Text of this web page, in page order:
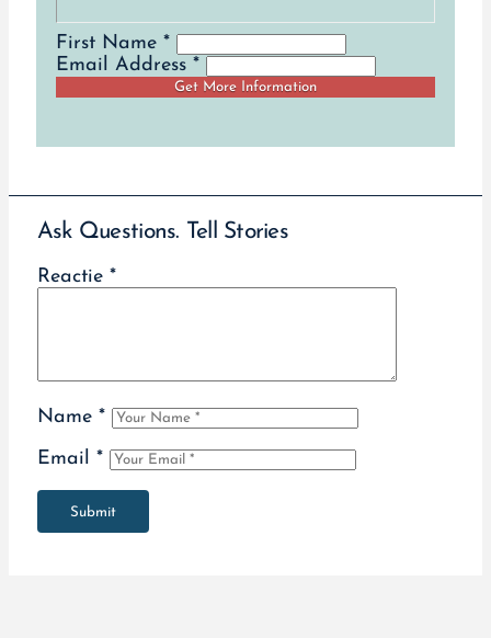
First Name *
Email Address *
Ask Questions. Tell Stories
Reactie *
Name *
Email *
Submit